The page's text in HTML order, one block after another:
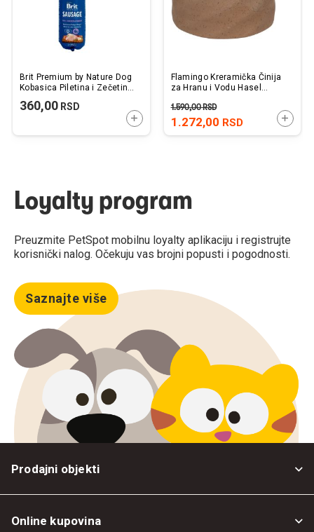
Brit Premium by Nature Dog
Kobasica Piletina i Zečetina
360,00 RSD
DODAJTE U KORPU
Flamingo Kreramička Činija
za Hranu i Vodu Hasel
15,5x6,5x15,5cm / 700ml
1.272,00 RSD
1.590,00RSD
Loyalty program
Preuzmite PetSpot mobilnu loyalty aplikaciju i registrujte
korisnički nalog. Očekuju vas brojni popusti i pogodnosti.
Saznajte više
Prodajni objekti
Online kupovina